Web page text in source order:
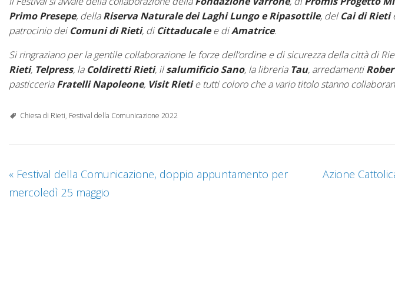
Primo Presepe, dellaRiserva Naturale dei Laghi Lungo e Ripasottile, delCai di Rieti
patrocinio dei Comuni di Rieti, di Cittaducalee diAmatrice.
Si ringraziano per la gentile collaborazione le forze dell’ordine e di sicurezza della città di
Rieti, Telpress, la Coldiretti Rieti, ilsalumificio Sano, la libreria Tau, arredamenti
pasticceriaFratelli Napoleone, Visit Rietie tutti coloro che a vario titolo stanno
Chiesa di Rieti, Festival della Comunicazione 2022
« Festival della Comunicazione, doppio appuntamento per
mercoledì 25 maggio
Azione